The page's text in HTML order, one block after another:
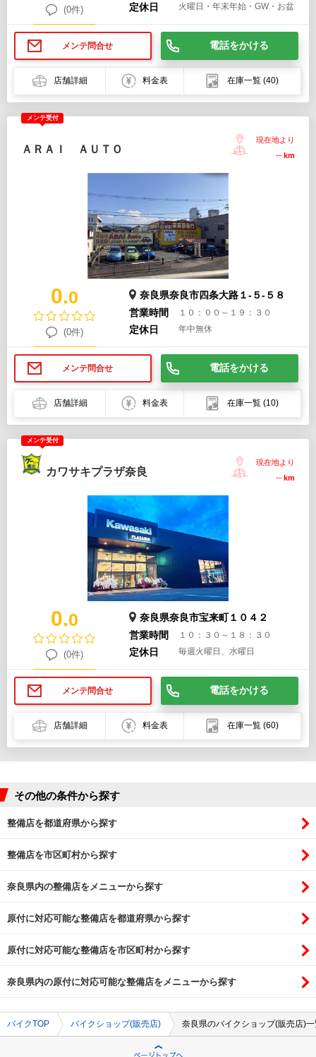
(0件) 定休日 火曜日・年末年始・GW・お盆
メンテ問合せ 電話をかける
店舗詳細 料金表 在庫一覧 (40)
メンテ受付
ＡＲＡＩ ＡＵＴＯ
現在地より
-- km
0.0
(0件)
奈良県奈良市四条大路１-５-５８
営業時間
１０：００～１９：３０
定休日 年中無休
メンテ問合せ 電話をかける
店舗詳細 料金表 在庫一覧 (10)
メンテ受付
カワサキプラザ奈良
現在地より
-- km
0.0
(0件)
奈良県奈良市宝来町１０４２
営業時間
１０：３０～１８：３０
定休日 毎週火曜日、水曜日
メンテ問合せ 電話をかける
店舗詳細 料金表 在庫一覧 (60)
その他の条件から探す
整備店を都道府県から探す
整備店を市区町村から探す
奈良県内の整備店をメニューから探す
原付に対応可能な整備店を都道府県から探す
原付に対応可能な整備店を市区町村から探す
奈良県内の原付に対応可能な整備店をメニューから探す
バイクTOP バイクショップ(販売店) 奈良県のバイクショップ(販売店)